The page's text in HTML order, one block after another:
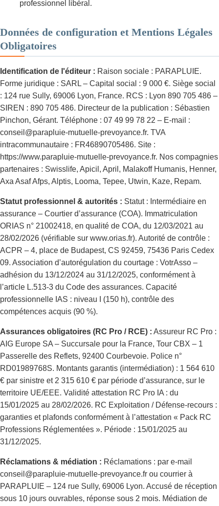
professionnel libéral.
Données de configuration et Mentions Légales
Obligatoires
Identification de l'éditeur : Raison sociale : PARAPLUIE.
Forme juridique : SARL – Capital social : 9 000 €. Siège social
: 124 rue Sully, 69006 Lyon, France. RCS : Lyon 890 705 486 –
SIREN : 890 705 486. Directeur de la publication : Sébastien
Pinchon, Gérant. Téléphone : 07 49 99 78 22 – E-mail :
conseil@parapluie-mutuelle-prevoyance.fr. TVA
intracommunautaire : FR46890705486. Site :
https://www.parapluie-mutuelle-prevoyance.fr. Nos compagnies
partenaires : Swisslife, Apicil, April, Malakoff Humanis, Henner,
Axa Asaf Afps, Alptis, Looma, Tepee, Utwin, Kaze, Repam.
Statut professionnel & autorités : Statut : Intermédiaire en
assurance – Courtier d’assurance (COA). Immatriculation
ORIAS n° 21002418, en qualité de COA, du 12/03/2021 au
28/02/2026 (vérifiable sur www.orias.fr). Autorité de contrôle :
ACPR – 4, place de Budapest, CS 92459, 75436 Paris Cedex
09. Association d’autorégulation du courtage : VotrAsso –
adhésion du 13/12/2024 au 31/12/2025, conformément à
l’article L.513-3 du Code des assurances. Capacité
professionnelle IAS : niveau I (150 h), contrôle des
compétences acquis (90 %).
Assurances obligatoires (RC Pro / RCE) : Assureur RC Pro :
AIG Europe SA – Succursale pour la France, Tour CBX – 1
Passerelle des Reflets, 92400 Courbevoie. Police n°
RD01989768S. Montants garantis (intermédiation) : 1 564 610
€ par sinistre et 2 315 610 € par période d’assurance, sur le
territoire UE/EEE. Validité attestation RC Pro IA : du
15/01/2025 au 28/02/2026. RC Exploitation / Défense-recours :
garanties et plafonds conformément à l’attestation « Pack RC
Professions Réglementées ». Période : 15/01/2025 au
31/12/2025.
Réclamations & médiation : Réclamations : par e-mail
conseil@parapluie-mutuelle-prevoyance.fr ou courrier à
PARAPLUIE – 124 rue Sully, 69006 Lyon. Accusé de réception
sous 10 jours ouvrables, réponse sous 2 mois. Médiation de